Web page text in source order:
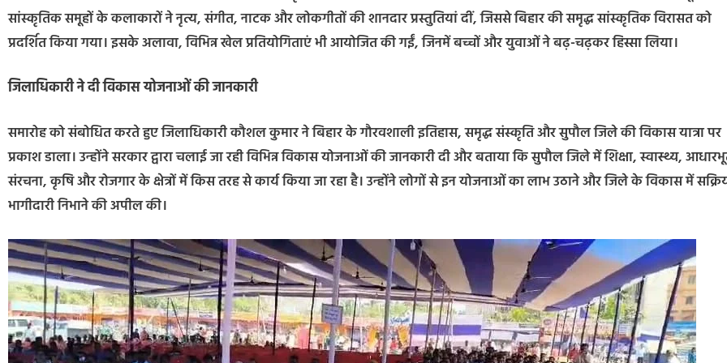
सांस्कृतिक समूहों के कलाकारों ने नृत्य, संगीत, नाटक और लोकगीतों की शानदार प्रस्तुतियां दीं, जिससे बिहार की समृद्ध सांस्कृतिक विरासत को
प्रदर्शित किया गया। इसके अलावा, विभिन्न खेल प्रतियोगिताएं भी आयोजित की गईं, जिनमें बच्चों और युवाओं ने बढ़-चढ़कर हिस्सा लिया।
जिलाधिकारी ने दी विकास योजनाओं की जानकारी
समारोह को संबोधित करते हुए जिलाधिकारी कौशल कुमार ने बिहार के गौरवशाली इतिहास, समृद्ध संस्कृति और सुपौल जिले की विकास यात्रा पर
प्रकाश डाला। उन्होंने सरकार द्वारा चलाई जा रही विभिन्न विकास योजनाओं की जानकारी दी और बताया कि सुपौल जिले में शिक्षा, स्वास्थ्य,
संरचना, कृषि और रोजगार के क्षेत्रों में किस तरह से कार्य किया जा रहा है। उन्होंने लोगों से इन योजनाओं का लाभ उठाने और जिले के विकास में
भागीदारी निभाने की अपील की।